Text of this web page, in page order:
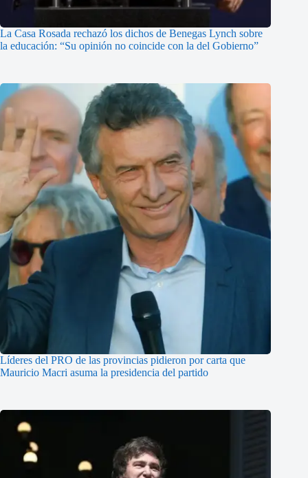
La Casa Rosada rechazó los dichos de Benegas Lynch sobre
la educación: “Su opinión no coincide con la del Gobierno”
Líderes del PRO de las provincias pidieron por carta que
Mauricio Macri asuma la presidencia del partido